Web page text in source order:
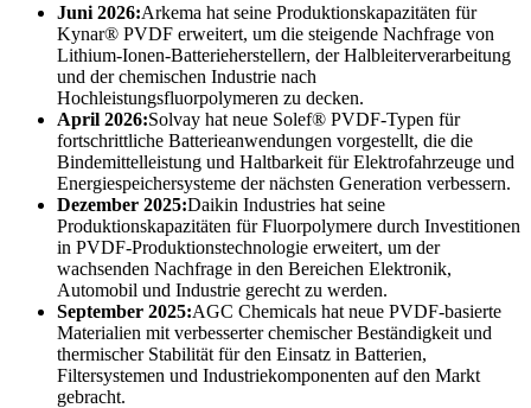
Juni 2026:Arkema hat seine Produktionskapazitäten für
Kynar® PVDF erweitert, um die steigende Nachfrage von
Lithium-Ionen-Batterieherstellern, der Halbleiterverarbeitung
und der chemischen Industrie nach
Hochleistungsfluorpolymeren zu decken.
April 2026:Solvay hat neue Solef® PVDF-Typen für
fortschrittliche Batterieanwendungen vorgestellt, die die
Bindemittelleistung und Haltbarkeit für Elektrofahrzeuge und
Energiespeichersysteme der nächsten Generation verbessern.
Dezember 2025:Daikin Industries hat seine
Produktionskapazitäten für Fluorpolymere durch Investitionen
in PVDF-Produktionstechnologie erweitert, um der
wachsenden Nachfrage in den Bereichen Elektronik,
Automobil und Industrie gerecht zu werden.
September 2025:AGC Chemicals hat neue PVDF-basierte
Materialien mit verbesserter chemischer Beständigkeit und
thermischer Stabilität für den Einsatz in Batterien,
Filtersystemen und Industriekomponenten auf den Markt
gebracht.